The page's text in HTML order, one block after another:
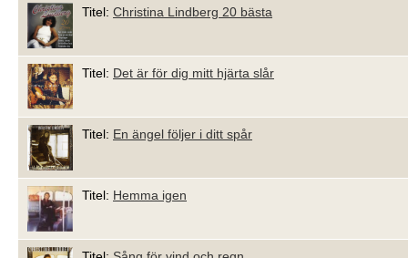
Titel: Christina Lindberg 20 bästa
Titel: Det är för dig mitt hjärta slår
Titel: En ängel följer i ditt spår
Titel: Hemma igen